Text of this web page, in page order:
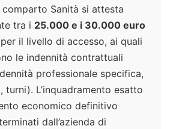
comparto Sanità si attesta
tra i 25.000 e i 30.000 euro
per il livello di accesso, ai quali
le indennità contrattuali
professionale specifica,
turni). L’inquadramento esatto
economico definitivo
dall’azienda di